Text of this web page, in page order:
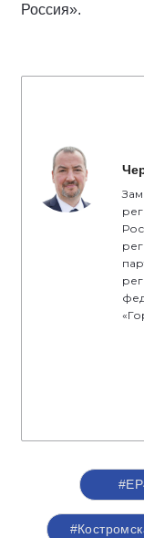
Россия».